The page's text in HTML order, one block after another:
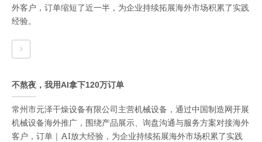
外客户，订单缩短了近一半，为企业持续拓展海外市场积累了实践
经验。
不熬夜，我用AI拿下120万订单
常州市元泽干燥设备有限公司主营机械设备，通过中国制造网开展
机械设备海外推广，围绕产品展示、询盘沟通与服务方案对接海外
客户，订单｜AI放大经验，为企业持续拓展海外市场积累了实践